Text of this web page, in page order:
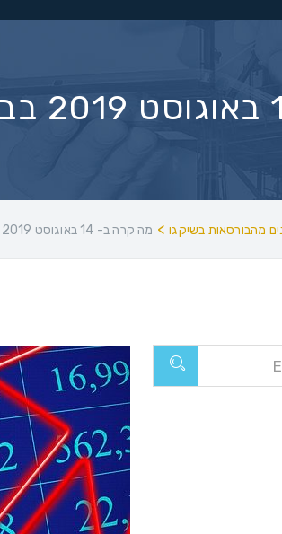
מהבורסאות בשיקגו> מה קרה ב- 14 באוגוסט 2019 בבורסאות?